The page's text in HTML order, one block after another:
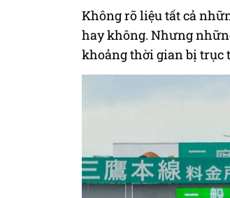
Không rõ liệu tất cả
hay không. Nhưng
khoảng thời gian bị trục